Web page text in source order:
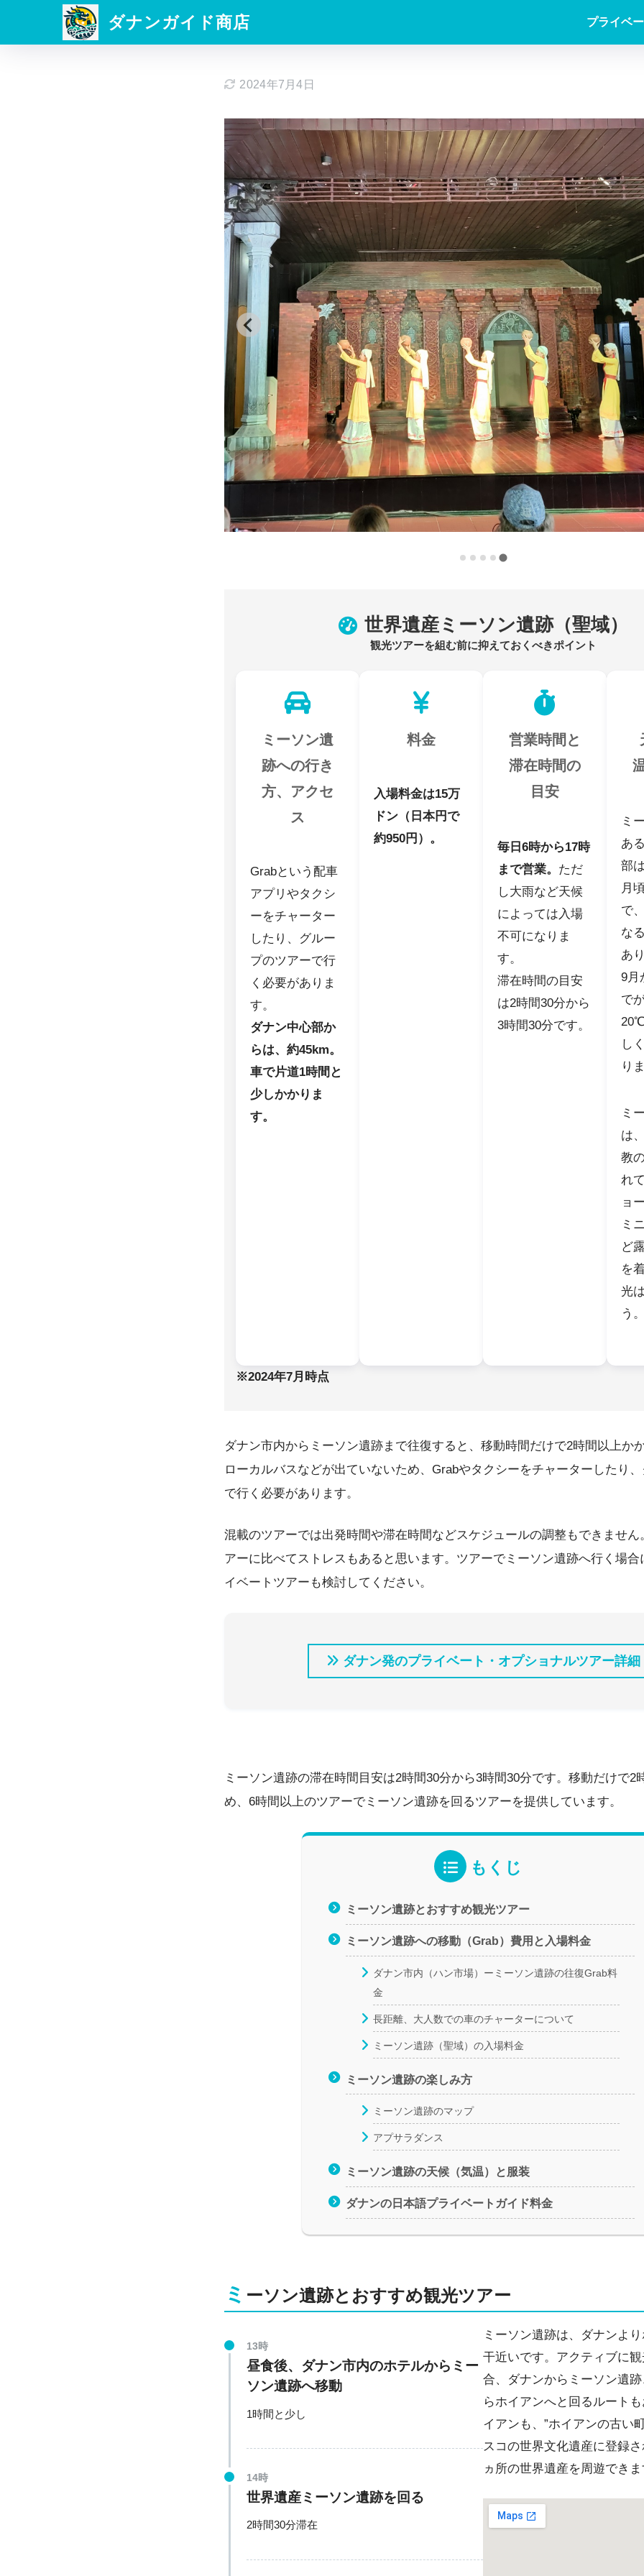
ダナンガイド商店 プライベ
2024年7月4日
世界遺産ミーソン遺跡（聖域）
ミーソン遺
跡への行き
方、アクセ
ス
Grabという配車
アプリやタクシ
ーをチャーター
したり、グルー
プのツアーで行
く必要がありま
す。
ダナン中心部か
らは、約45km。
車で片道1時間と
少しかかりま
す。
料金
入場料金は15万
ドン（日本円で
約950円）。
営業時間と
滞在時間の
目安
毎日6時から17時
まで営業。 ただ
し大雨など天候
によっては入場
不可になりま
す。
滞在時間の目安
は2時間30分から
3時間30分です。
ミ
あ
部
月
で
な
あ
9月
で
し
り
ミ
は
教
れ
ョ
ミ
ど
を
光
う。
※2024年7月時点
ダナン市内からミーソン遺跡まで往復すると、移動時間だけで2時間以上か
ローカルバスなどが出ていないため、Grabやタクシーをチャーターしたり
で行く必要があります。
混載のツアーでは出発時間や滞在時間などスケジュールの調整もできません
アーに比べてストレスもあると思います。ツアーでミーソン遺跡へ行く場合
イベートツアーも検討してください。
ダナン発のプライベート・オプショナルツアー詳細
ミーソン遺跡の滞在時間目安は2時間30分から3時間30分です。移動だけで2
め、6時間以上のツアーでミーソン遺跡を回るツアーを提供しています。
もくじ
ミーソン遺跡とおすすめ観光ツアー
ミーソン遺跡への移動（Grab）費用と入場料金
ダナン市内（ハン市場）ーミーソン遺跡の往復Grab料
金
長距離、大人数での車のチャーターについて
ミーソン遺跡（聖域）の入場料金
ミーソン遺跡の楽しみ方
ミーソン遺跡のマップ
アプサラダンス
ミーソン遺跡の天候（気温）と服装
ダナンの日本語プライベートガイド料金
ミ ーソン遺跡とおすすめ観光ツアー
13時
昼食後、ダナン市内のホテルからミー
ソン遺跡へ移動
1時間と少し
14時
世界遺産ミーソン遺跡を回る
2時間30分滞在
ミーソン遺跡は、ダナンよ
干近いです。アクティブに
合、ダナンからミーソン遺
らホイアンへと回るルート
イアンも、”ホイアンの古い
スコの世界文化遺産に登録
ヵ所の世界遺産を周遊できま